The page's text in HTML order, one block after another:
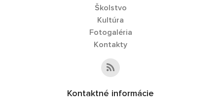
Školstvo
Kultúra
Fotogaléria
Kontakty
Kontaktné informácie